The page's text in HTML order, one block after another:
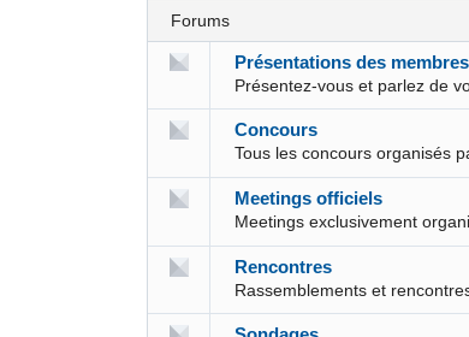
Forums
Présentations des membres
Présentez-vous et parlez de
Concours
Tous les concours organisés
Meetings officiels
Meetings exclusivement
Rencontres
Rassemblements et